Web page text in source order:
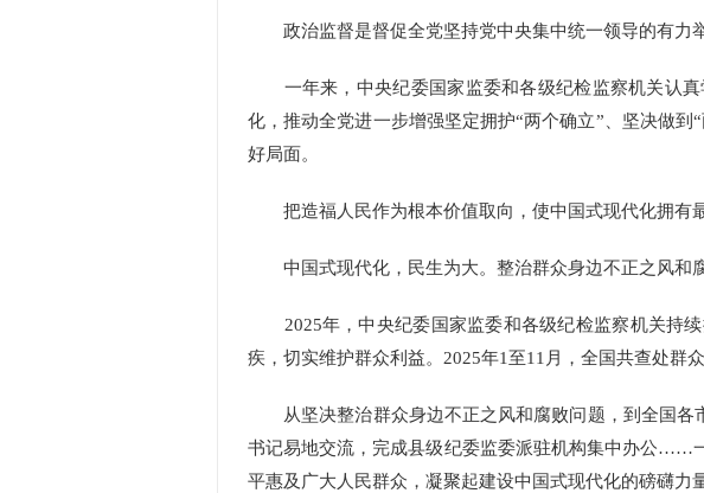
政治监督是督促全党坚持党中央集中统一领导的有力
一年来，中央纪委国家监委和各级纪检监察机关认真
化，推动全党进一步增强坚定拥护“两个确立”、坚决做
好局面。
把造福人民作为根本价值取向，使中国式现代化拥有
中国式现代化，民生为大。整治群众身边不正之风和
2025年，中央纪委国家监委和各级纪检监察机关持续
疾，切实维护群众利益。2025年1至11月，全国共查处群
从坚决整治群众身边不正之风和腐败问题，到全国各
书记易地交流，完成县级纪委监委派驻机构集中办公……
平惠及广大人民群众，凝聚起建设中国式现代化的磅礴力量